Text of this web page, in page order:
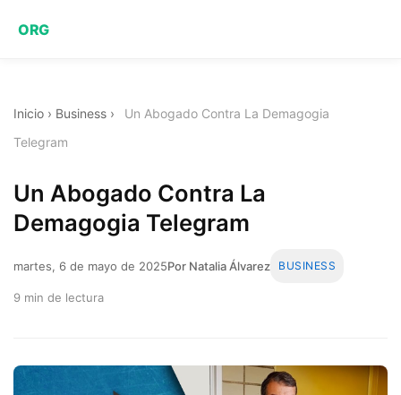
ORG
Inicio › Business ›
Un Abogado Contra La Demagogia
Telegram
Un Abogado Contra La
Demagogia Telegram
martes, 6 de mayo de 2025Por Natalia Álvarez BUSINESS
9 min de lectura